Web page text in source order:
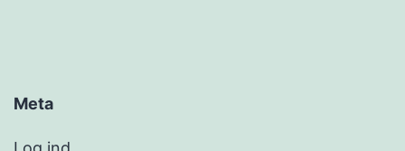
Meta